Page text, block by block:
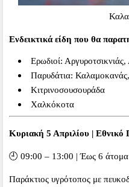
Ενδεικτικά είδη που θα
Ερωδιοί: Αργυροτσικνιάς,
Παρυδάτια:
Κιτρινοσουσουράδα
Χαλκόκοτα
Κυριακή 5 Απριλίου |
🕘 09:00 – 13:00 | Έως 6 άτομα
Παράκτιος υγρότοπος με